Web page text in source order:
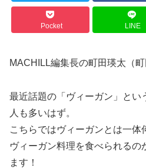
Pocket LINE
MACHILL編集長の町田瑛太（町
最近話題の「ヴィーガン」とい
人も多いはず。
こちらではヴィーガンとは一
ヴィーガン料理を食べられるの
ます！